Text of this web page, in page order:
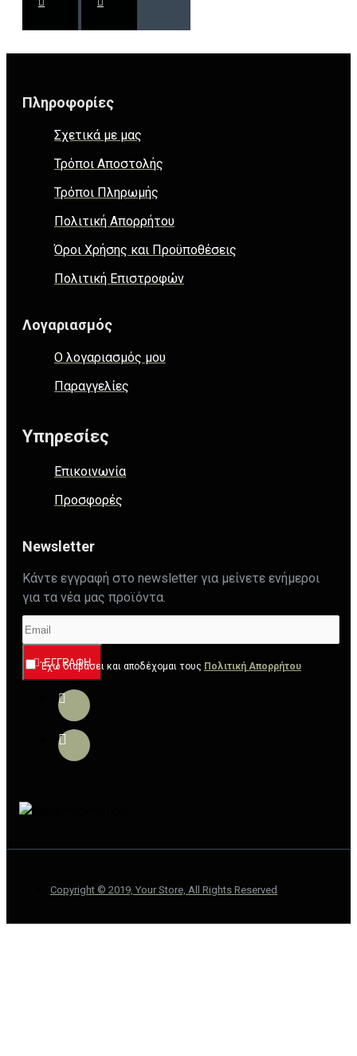
Πληροφορίες
Σχετικά με μας
Τρόποι Αποστολής
Τρόποι Πληρωμής
Πολιτική Απορρήτου
Όροι Χρήσης και Προϋποθέσεις
Πολιτική Επιστροφών
Λογαριασμός
Ο λογαριασμός μου
Παραγγελίες
Υπηρεσίες
Επικοινωνία
Προσφορές
Newsletter
Κάντε εγγραφή στο newsletter για μείνετε ενήμεροι
για τα νέα μας προϊόντα.
ΕΓΓΡΑΦΉ
Έχω διαβάσει και αποδέχομαι τους Πολιτική Απορρήτου
Copyright © 2019, Your Store, All Rights Reserved